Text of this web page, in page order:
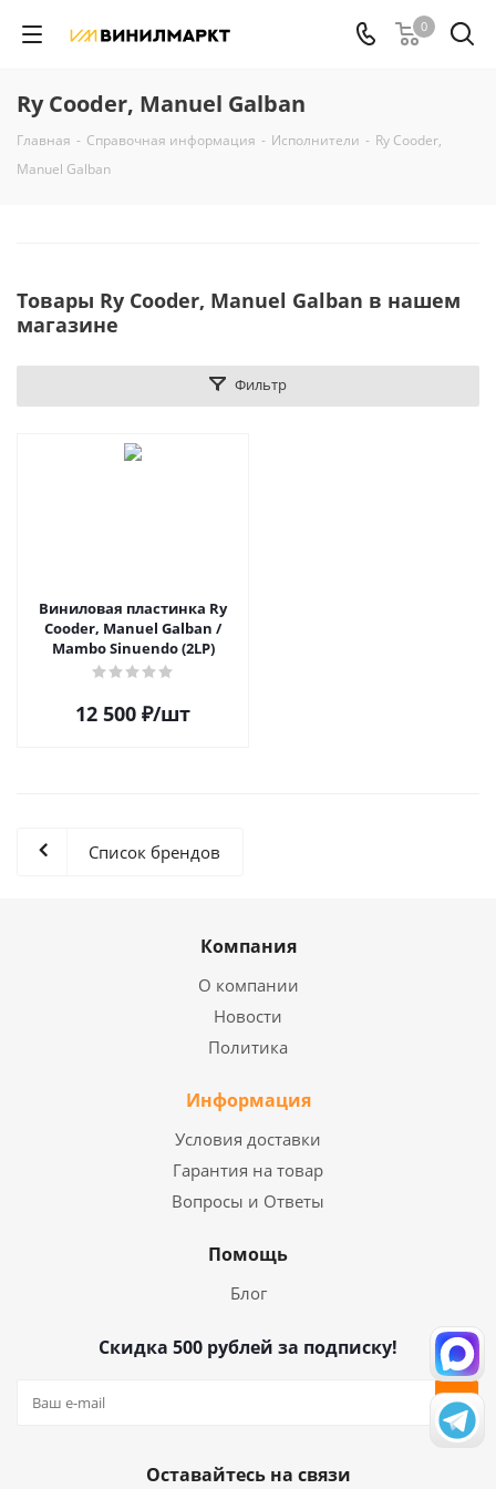
0
Ry Cooder, Manuel Galban
Главная - Справочная информация - Исполнители - Ry Cooder,
Manuel Galban
Товары Ry Cooder, Manuel Galban в нашем
магазине
Фильтр
Виниловая пластинка Ry
Cooder, Manuel Galban /
Mambo Sinuendo (2LP)
12 500 ₽/шт
Список брендов
Компания
О компании
Новости
Политика
Информация
Условия доставки
Гарантия на товар
Вопросы и Ответы
Помощь
Блог
Скидка 500 рублей за подписку!
Оставайтесь на связи